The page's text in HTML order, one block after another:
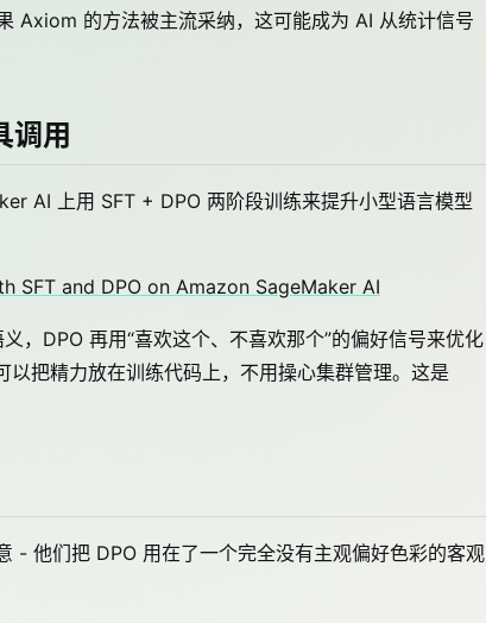
Axiom 的方法被主流采纳，这可能成为 AI 从统计信号
调用
AI 上用 SFT + DPO 两阶段训练来提升小型语言模型
and DPO on Amazon SageMaker AI
，DPO 再用“喜欢这个、不喜欢那个”的偏好信号来优化
把精力放在训练代码上，不用操心集群管理。这是
他们把 DPO 用在了一个完全没有主观偏好色彩的客观